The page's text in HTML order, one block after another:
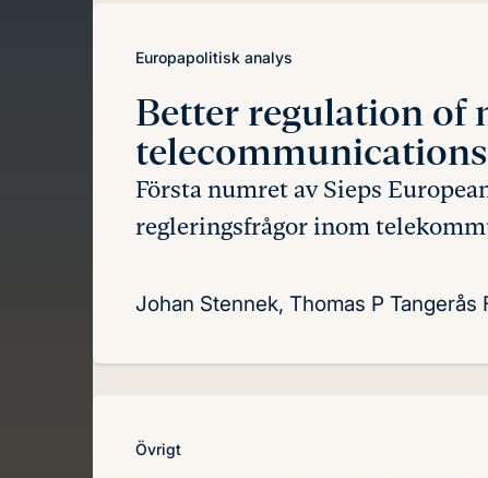
Europapolitisk analys
Better regulation of
telecommunications
Första numret av Sieps
regleringsfrågor inom
Johan Stennek, Thomas P Tangerås
Övrigt